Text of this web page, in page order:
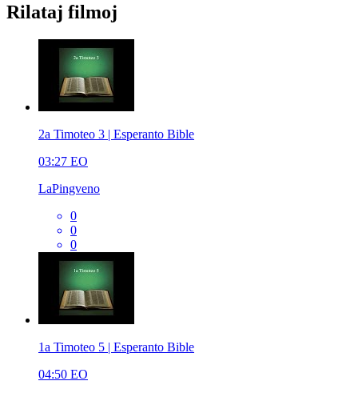
Rilataj filmoj
2a Timoteo 3 | Esperanto Bible
03:27 EO
LaPingveno
0
0
0
1a Timoteo 5 | Esperanto Bible
04:50 EO